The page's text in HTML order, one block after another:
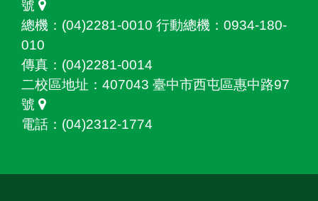
號
總機：(04)2281-0010 行動總機：0934-180-
010
傳真：(04)2281-0014
二校區地址： 407043 臺中市西屯區惠中路97
號
電話：(04)2312-1774